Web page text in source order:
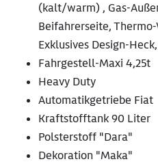
(kalt/warm) , Gas-
Beifahrerseite,
Exklusives Design-
Fahrgestell-Maxi 4,25t
Heavy Duty
Automatikgetriebe Fiat
Kraftstofftank 90 Liter
Polsterstoff "Dara"
Dekoration "Maka"